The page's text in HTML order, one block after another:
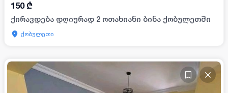
150 ₾
ქირავდება დღიურად 2 ოთახიანი ბინა ქობულეთში
ქობულეთი